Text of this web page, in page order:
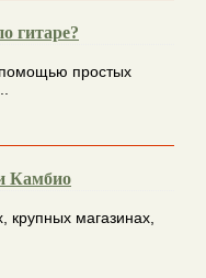
гитаре?
помощью простых
Камбио
магазинах,